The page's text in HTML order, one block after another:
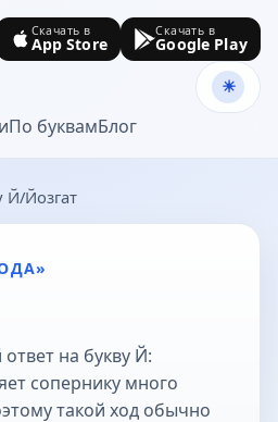
По буквамБлог
Скачать в
App Store
Скачать в
Google Play
Й Йозгат
на букву Й:
сопернику много
такой ход обычно